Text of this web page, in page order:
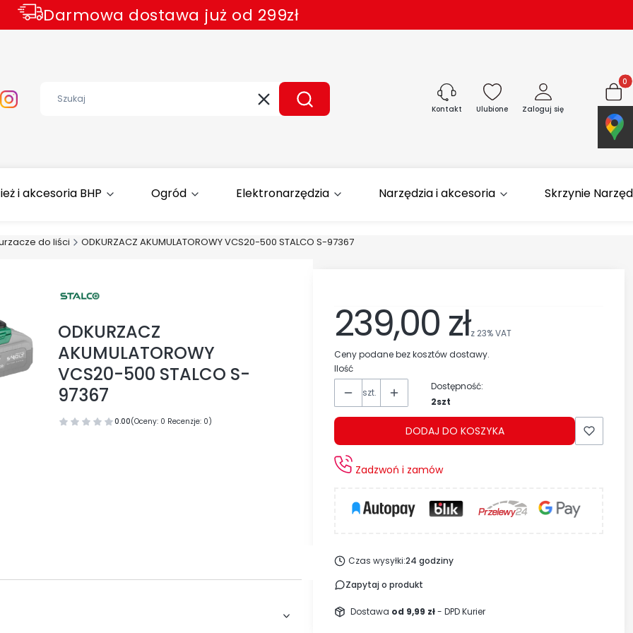
Darmowa dostawa już od 299zł
Wyczyść Szukaj Kontakt Ulubione Zaloguj się Koszyk
i akcesoria BHP Ogród Elektronarzędzia Narzędzia i akcesoria Skrzynie
do liści ODKURZACZ AKUMULATOROWY VCS20-500 STALCO S-97367
ODKURZACZ
AKUMULATOROWY
VCS20-500 STALCO S-
97367
0.00(Oceny: 0 Recenzje: 0)
239,00 złz 23%VAT
Ceny podane bez kosztów dostawy.
Ilość
szt.
Dostępność:
2szt
DODAJ DO KOSZYKA
Zadzwoń i zamów
Czas wysyłki:24 godziny
Zapytaj o produkt
Dostawa od 9,99 zł- DPD Kurier